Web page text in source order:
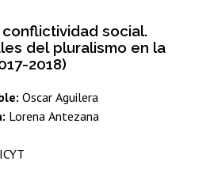
social.
del pluralismo en la
2018)
Oscar Aguilera
Lorena Antezana